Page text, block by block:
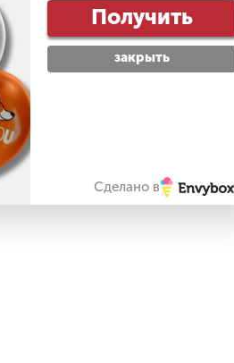
Получить
закрыть
Сделано в